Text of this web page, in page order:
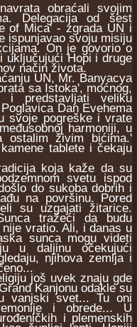
obraćali svojim
Delegacija od šest
of Mica' - zgrada UN i
ispunjavao svoju misiju
On je govorio o
uključujući Hopi i druge
način života.
UN, Mr. Banyacya
sa Istoka', moćnog,
predstavljati veliku
Dan Evehema
svoje pogreške i vrate
harmoniji, u
ostalim živim bićima.'
tablete i čekaju
koja kaže da su
svetu ispod
do sukoba dobrih i
na površinu. Pored
su uzgajati žitarice.
tražeći da budu
vratio. Ali, i danas u
sunca mogu videti
u daljinu očekujući
njihova zemlja i
još uvek znaju gde
Kanjonu odakle su
vanjski svet... Tu oni
i obrede... U
i plemenskih